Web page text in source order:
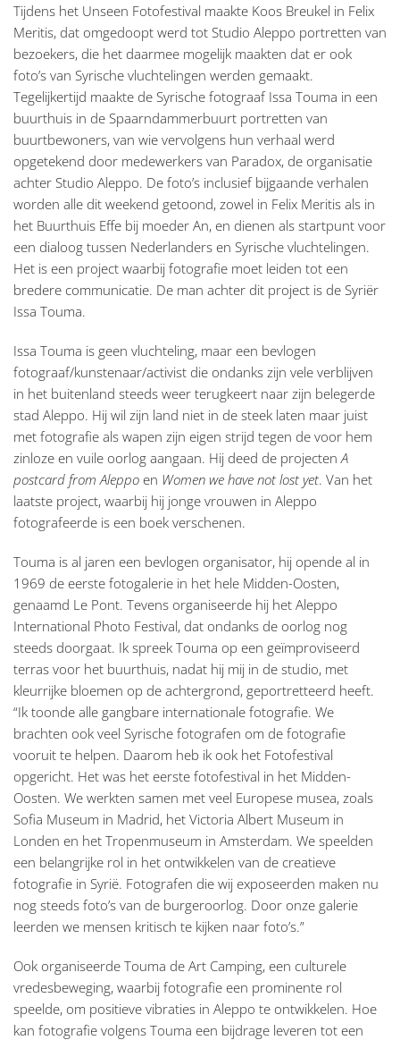
Tijdens het Unseen Fotofestival maakte Koos Breukel in Felix
Meritis, dat omgedoopt werd tot Studio Aleppo portretten van
bezoekers, die het daarmee mogelijk maakten dat er ook
foto’s van Syrische vluchtelingen werden gemaakt.
Tegelijkertijd maakte de Syrische fotograaf Issa Touma in een
buurthuis in de Spaarndammerbuurt portretten van
buurtbewoners, van wie vervolgens hun verhaal werd
opgetekend door medewerkers van Paradox, de organisatie
achter Studio Aleppo. De foto’s inclusief bijgaande verhalen
worden alle dit weekend getoond, zowel in Felix Meritis als in
het Buurthuis Effe bij moeder An, en dienen als startpunt voor
een dialoog tussen Nederlanders en Syrische vluchtelingen.
Het is een project waarbij fotografie moet leiden tot een
bredere communicatie. De man achter dit project is de Syriër
Issa Touma.
Issa Touma is geen vluchteling, maar een bevlogen
fotograaf/kunstenaar/activist die ondanks zijn vele verblijven
in het buitenland steeds weer terugkeert naar zijn belegerde
stad Aleppo. Hij wil zijn land niet in de steek laten maar juist
met fotografie als wapen zijn eigen strijd tegen de voor hem
zinloze en vuile oorlog aangaan. Hij deed de projecten A
postcard from Aleppo en Women we have not lost yet. Van het
laatste project, waarbij hij jonge vrouwen in Aleppo
fotografeerde is een boek verschenen.
Touma is al jaren een bevlogen organisator, hij opende al in
1969 de eerste fotogalerie in het hele Midden-Oosten,
genaamd Le Pont. Tevens organiseerde hij het Aleppo
International Photo Festival, dat ondanks de oorlog nog
steeds doorgaat. Ik spreek Touma op een geïmproviseerd
terras voor het buurthuis, nadat hij mij in de studio, met
kleurrijke bloemen op de achtergrond, geportretteerd heeft.
“Ik toonde alle gangbare internationale fotografie. We
brachten ook veel Syrische fotografen om de fotografie
vooruit te helpen. Daarom heb ik ook het Fotofestival
opgericht. Het was het eerste fotofestival in het Midden-
Oosten. We werkten samen met veel Europese musea, zoals
Sofia Museum in Madrid, het Victoria Albert Museum in
Londen en het Tropenmuseum in Amsterdam. We speelden
een belangrijke rol in het ontwikkelen van de creatieve
fotografie in Syrië. Fotografen die wij exposeerden maken nu
nog steeds foto’s van de burgeroorlog. Door onze galerie
leerden we mensen kritisch te kijken naar foto’s.”
Ook organiseerde Touma de Art Camping, een culturele
vredesbeweging, waarbij fotografie een prominente rol
speelde, om positieve vibraties in Aleppo te ontwikkelen. Hoe
kan fotografie volgens Touma een bijdrage leveren tot een